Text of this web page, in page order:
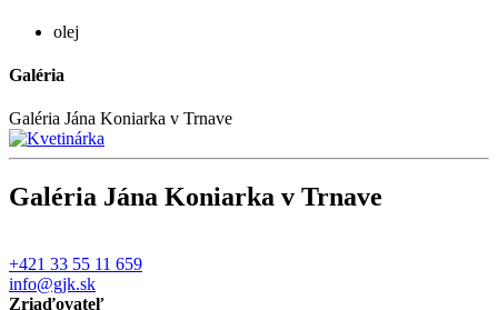
olej
Galéria
Galéria Jána Koniarka v Trnave
Galéria Jána Koniarka v Trnave
+421 33 55 11 659
info@gjk.sk
Zriaďovateľ